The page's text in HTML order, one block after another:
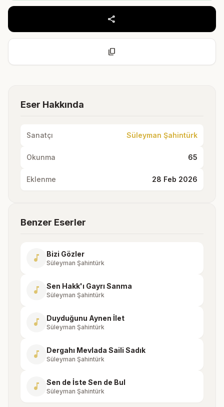
share
content_copy
Eser Hakkında
Sanatçı Süleyman Şahintürk
Okunma 65
Eklenme 28 Feb 2026
Benzer Eserler
music_note Bizi Gözler
Süleyman Şahintürk
music_note Sen Hakk'ı Gayrı Sanma
Süleyman Şahintürk
music_note Duyduğunu Aynen İlet
Süleyman Şahintürk
music_note Dergahı Mevlada Saili Sadık
Süleyman Şahintürk
music_note Sen de İste Sen de Bul
Süleyman Şahintürk